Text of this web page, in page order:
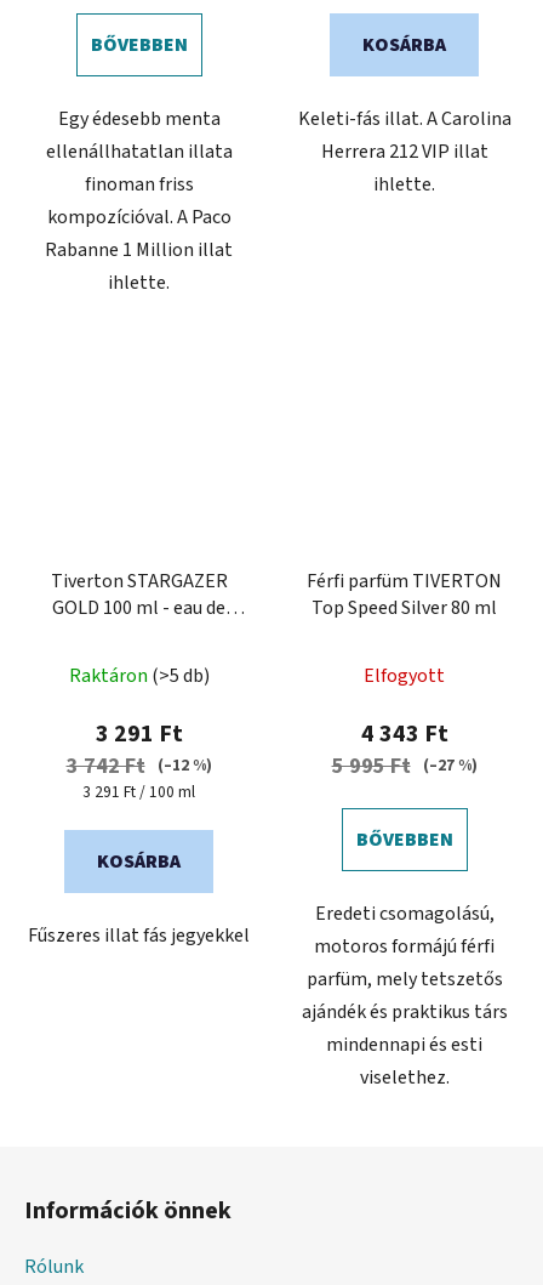
BŐVEBBEN
Egy édesebb menta
ellenállhatatlan illata
finoman friss
kompozícióval. A Paco
Rabanne 1 Million illat
ihlette.
5,0
KOSÁRBA
Keleti-fás illat. A Carolina
Herrera 212 VIP illat
ihlette.
Tiverton STARGAZER
GOLD 100 ml - eau de
Raktáron (>5 db)
3 291 Ft
3 742 Ft
(–12 %)
Egységár:
3 291 Ft / 100 ml
KOSÁRBA
Fűszeres illat fás jegyekkel
Férfi parfüm TIVERTON
Top Speed ​​​​Silver 80 ml
termék
átlagos
értékelése
ből
5,0
Elfogyott
4 343 Ft
5 995 Ft (–27 %)
BŐVEBBEN
Eredeti csomagolású,
motoros formájú férfi
parfüm, mely tetszetős
ajándék és praktikus társ
mindennapi és esti
viselethez.
Információk önnek
Rólunk